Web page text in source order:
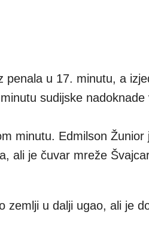
penala u 17. minutu, a
sudijske nadoknade
minutu. Edmilson Žunior
ali je čuvar mreže
zemlji u dalji ugao, ali je